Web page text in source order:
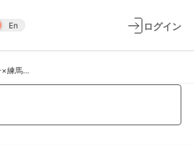
En ログイン